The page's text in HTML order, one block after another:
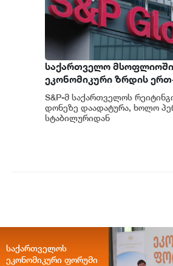
საქართველო მსოფლიოში
ეკონომიკური ზრდის
ყველაზე მაღალ ტემპს
S&P
S&P-მ საქართველოს
დონეზე დაადატურა, ხოლო
სტაბილურიდან
საქართველოს
ეკონომიკური ფორუმი